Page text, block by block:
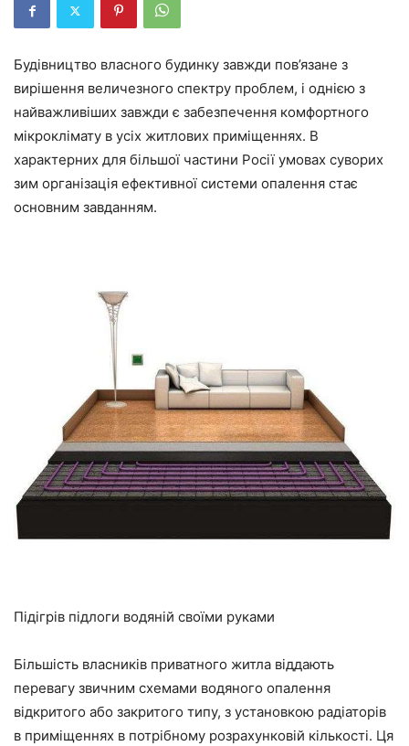
Будівництво власного будинку завжди пов’язане з
вирішення величезного спектру проблем, і однією з
найважливіших завжди є забезпечення комфортного
мікроклімату в усіх житлових приміщеннях. В
характерних для більшої частини Росії умовах суворих
зим організація ефективної системи опалення стає
основним завданням.
Підігрів підлоги водяній своїми руками
Більшість власників приватного житла віддають
перевагу звичним схемами водяного опалення
відкритого або закритого типу, з установкою радіаторів
в приміщеннях в потрібному розрахунковій кількості. Ця